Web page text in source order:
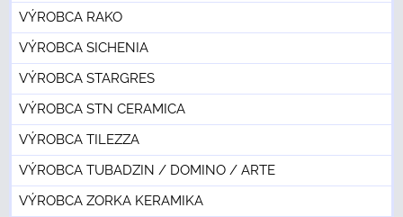
VÝROBCA RAKO
VÝROBCA SICHENIA
VÝROBCA STARGRES
VÝROBCA STN CERAMICA
VÝROBCA TILEZZA
VÝROBCA TUBADZIN / DOMINO / ARTE
VÝROBCA ZORKA KERAMIKA